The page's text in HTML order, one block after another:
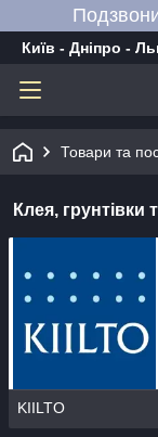
Київ - Дніпро -
Товари та
Клея, грунтівки
KIILTO